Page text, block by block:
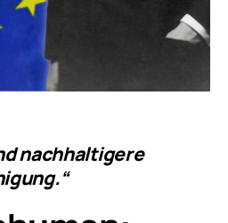
nachhaltigere